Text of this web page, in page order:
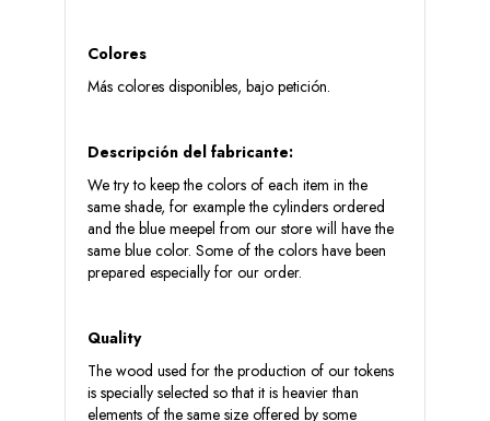
Colores
Más colores disponibles, bajo petición.
Descripción del fabricante:
We try to keep the colors of each item in the
same shade, for example the cylinders ordered
and the blue meepel from our store will have the
same blue color. Some of the colors have been
prepared especially for our order.
Quality
The wood used for the production of our tokens
is specially selected so that it is heavier than
elements of the same size offered by some